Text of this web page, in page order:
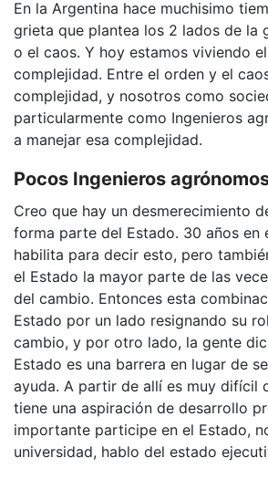
En la Argentina hace muchisimo
grieta que plantea los 2 lados de la
o el caos. Y hoy estamos viviendo
complejidad. Entre el orden y el
complejidad, y nosotros como
particularmente como Ingenieros
a manejar esa complejidad.
Pocos Ingenieros
Creo que hay un desmerecimiento
forma parte del Estado. 30 años en
habilita para decir esto, pero
el Estado la mayor parte de las
del cambio. Entonces esta
Estado por un lado resignando su
cambio, y por otro lado, la gente
Estado es una barrera en lugar de
ayuda. A partir de allí es muy difícil
tiene una aspiración de desarrollo
importante participe en el Estado,
universidad, hablo del estado